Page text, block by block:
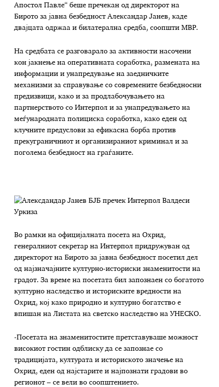
Апостол Павле“ беше пречекан од директорот на
Бирото за јавна безбедност Александар Јанев, каде
двајцата одржаа и билатерална средба, соопшти МВР.
На средбата се разговарало за активности насочени
кон јакнење на оперативната соработка, размената на
информации и унапредување на заедничките
механизми за справување со современите безбедносни
предизвици, како и за продлабочувањето на
партнерството со Интерпол и за унапредувањето на
меѓународната полициска соработка, како еден од
клучните предуслови за ефикасна борба против
прекуграничниот и организираниот криминал и за
поголема безбедност на граѓаните.
Во рамки на официјалната посета на Охрид,
генералниот секретар на Интерпол придружуван од
директорот на Бирото за јавна безбедност посетил дел
од најзначајните културно-историски знаменитости на
градот. За време на посетата бил запознаен со богатото
културно наследство и историските вредности на
Охрид, кој како природно и културно богатство е
впишан на Листата на светско наследство на УНЕСКО.
-Посетата на знаменитостите претставуваше можност
високиот гостин одблиску да се запознае со
традицијата, културата и историското значење на
Охрид, еден од најстарите и најпознати градови во
регионот – се вели во соопштението.